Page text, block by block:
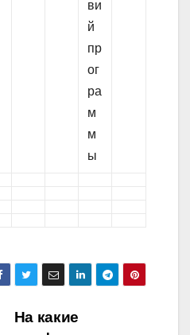
ви
й
пр
ог
ра
м
м
ы
На какие